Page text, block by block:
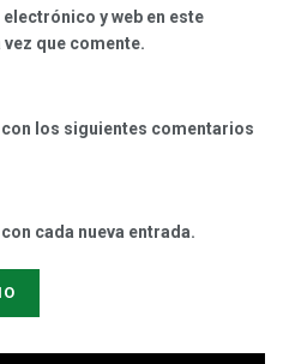
y web en este
que comente.
los siguientes comentarios
cada nueva entrada.